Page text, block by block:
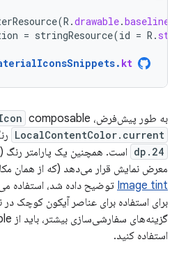
(R .drawable.
= stringResource(id = R .
. kt
به طور پیش‌فرض، composable با
LocalContentColor.current
24.dp است. همچنین یک پارامتر رنگ
معرض نمایش قرار می‌دهد (که از همان
Image tint توضیح داده شد، استفاده
برای استفاده برای عناصر آیکون کوچک
گزینه‌های سفارشی‌سازی بیشتر، باید از
استفاده کنید.